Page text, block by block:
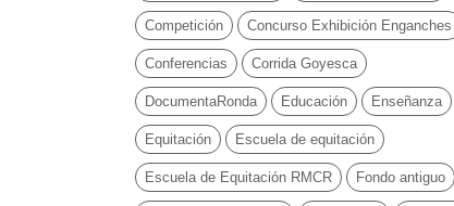
Competición Concurso Exhibición Enganches
Conferencias Corrida Goyesca
DocumentaRonda Educación Enseñanza
Equitación Escuela de equitación
Escuela de Equitación RMCR Fondo antiguo